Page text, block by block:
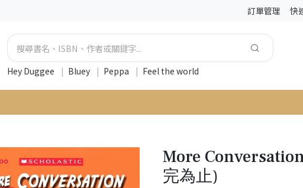
訂單管理 快
Hey Duggee | Bluey | Peppa | Feel the world
More
完為止)